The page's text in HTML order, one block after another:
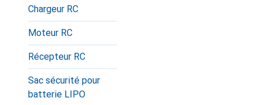
Chargeur RC
Moteur RC
Récepteur RC
Sac sécurité pour
batterie LIPO